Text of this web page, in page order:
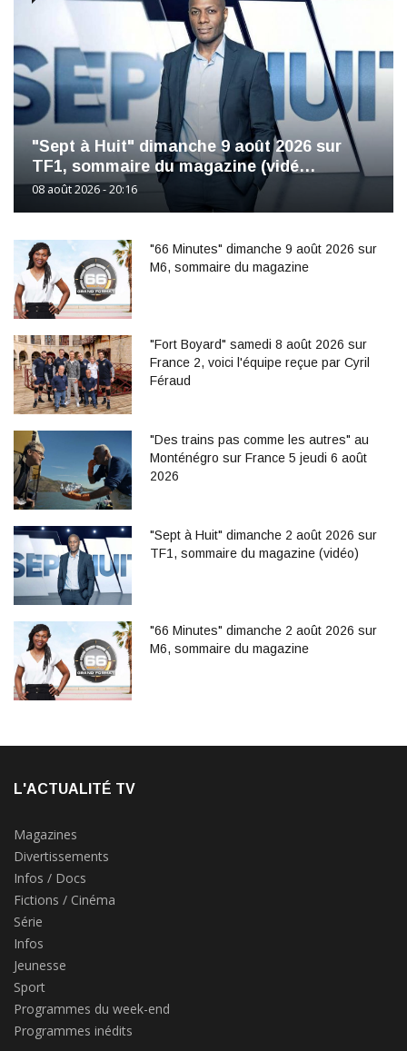
"Sept à Huit" dimanche 9 août 2026 sur
TF1, sommaire du magazine (vidé…
08 août 2026 - 20:16
"66 Minutes" dimanche 9 août 2026 sur
M6, sommaire du magazine
"Fort Boyard" samedi 8 août 2026 sur
France 2, voici l'équipe reçue par Cyril
Féraud
"Des trains pas comme les autres" au
Monténégro sur France 5 jeudi 6 août
2026
"Sept à Huit" dimanche 2 août 2026 sur
TF1, sommaire du magazine (vidéo)
"66 Minutes" dimanche 2 août 2026 sur
M6, sommaire du magazine
L'ACTUALITÉ TV
Magazines
Divertissements
Infos / Docs
Fictions / Cinéma
Série
Infos
Jeunesse
Sport
Programmes du week-end
Programmes inédits